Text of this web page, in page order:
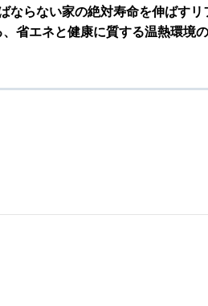
ならない家の絶対寿命を伸ばすリ
省エネと健康に質する温熱環境